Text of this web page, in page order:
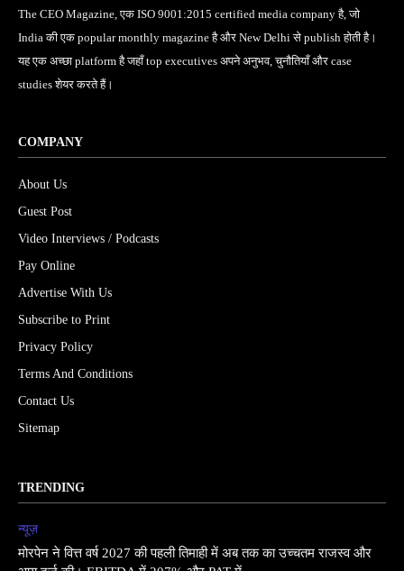
The CEO Magazine, एक ISO 9001:2015 certified media company है, जो
India की एक popular monthly magazine है और New Delhi से publish होती है।
यह एक अच्छा platform है जहाँ top executives अपने अनुभव, चुनौतियाँ और case
studies शेयर करते हैं।
COMPANY
About Us
Guest Post
Video Interviews / Podcasts
Pay Online
Advertise With Us
Subscribe to Print
Privacy Policy
Terms And Conditions
Contact Us
Sitemap
TRENDING
न्यूज़
मोरपेन ने वित्त वर्ष 2027 की पहली तिमाही में अब तक का उच्चतम राजस्व और